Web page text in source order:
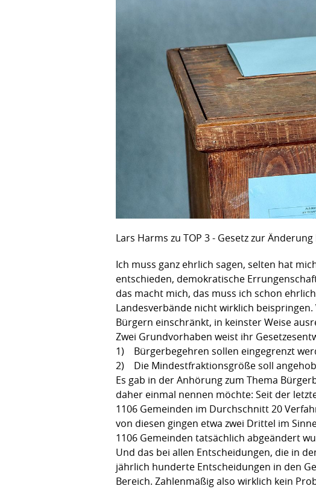
Lars Harms zu TOP 3 - Gesetz zur
Ich muss ganz ehrlich sagen, selten hat
entschieden, demokratische
das macht mich, das muss ich schon
Landesverbände nicht wirklich
Bürgern einschränkt, in keinster Weise
Zwei Grundvorhaben weist ihr
1) Bürgerbegehren sollen eingegrenzt
2) Die Mindestfraktionsgröße soll
Es gab in der Anhörung zum Thema
daher einmal nennen möchte: Seit der
1106 Gemeinden im Durchschnitt 20
von diesen gingen etwa zwei Drittel im
1106 Gemeinden tatsächlich abgeändert
Und das bei allen Entscheidungen, die in
jährlich hunderte Entscheidungen in den
Bereich. Zahlenmäßig also wirklich kein